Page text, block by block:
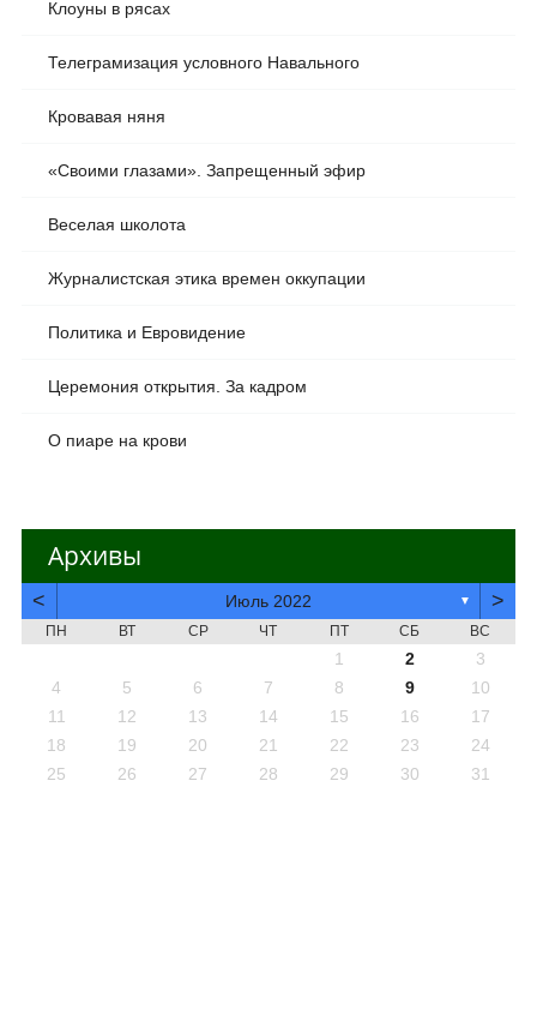
Клоуны в рясах
Телеграмизация условного Навального
Кровавая няня
«Своими глазами». Запрещенный эфир
Веселая школота
Журналистская этика времен оккупации
Политика и Евровидение
Церемония открытия. За кадром
О пиаре на крови
Архивы
< Июль 2022 ▼ >
ПН ВТ СР ЧТ ПТ СБ ВС
1 2
3
4
5 6 7 8 9
10
11
12 13 14 15 16
17
18
19 20 21 22 23
24
25
26 27 28 29 30 31